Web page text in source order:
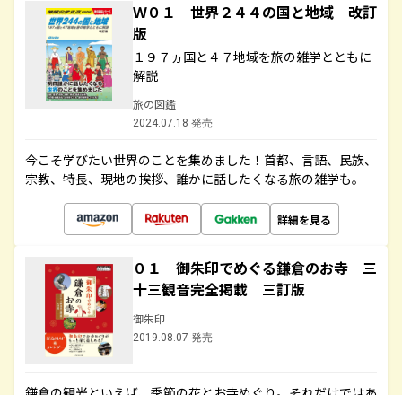
Ｗ０１ 世界２４４の国と地域 改訂
版
１９７ヵ国と４７地域を旅の雑学とともに
解説
旅の図鑑
2024.07.18 発売
今こそ学びたい世界のことを集めました！首都、言語、民族、
宗教、特長、現地の挨拶、誰かに話したくなる旅の雑学も。
詳細を見る
０１ 御朱印でめぐる鎌倉のお寺 三
十三観音完全掲載 三訂版
御朱印
2019.08.07 発売